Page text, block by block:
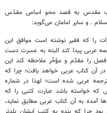
مقدس به قصد محو اسامى مقدّس
ـ و ساير امامان مى‌گويد:
را كه فقير نوشته است موافق اين
عربى پيدا كند البته به عسرت دست
را مقدّم و مؤخّر ملاحظه كند اين
آن كتاب عربى خواهد يافت؛ چرا كه
عربى شده است؛ لهذا در شماره
خواسته باشد عبارت كتبى را كه
آمده به آن كتاب عربى مطابق نمايد،